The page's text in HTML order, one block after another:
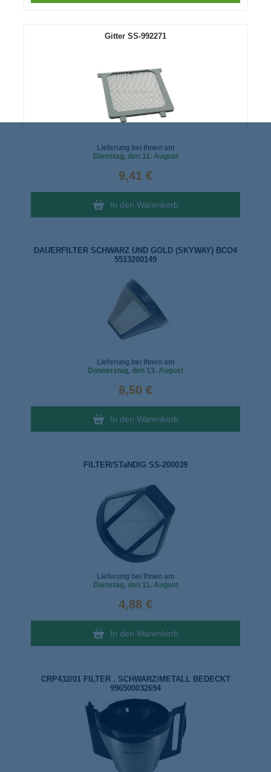
Gitter SS-992271
Lieferung bei Ihnen am
Dienstag, den 11. August
9,41 €
In den Warenkorb
DAUERFILTER SCHWARZ UND GOLD (SKYWAY) BCO4
5513200149
Lieferung bei Ihnen am
Donnerstag, den 13. August
8,50 €
In den Warenkorb
FILTER/STaNDIG SS-200039
Lieferung bei Ihnen am
Dienstag, den 11. August
4,88 €
In den Warenkorb
CRP432/01 FILTER , SCHWARZ/METALL BEDECKT
996500032694